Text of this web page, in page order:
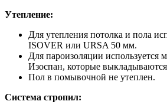
Утепление:
Для утепления потолка и пола
ISOVER или URSA 50 мм.
Для пароизоляции используется
Изоспан, которые
Пол в помывочной не утеплен.
Система стропил: